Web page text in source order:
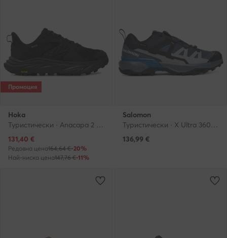
Промоция
Hoka
Туристически · Anacapa 2 Low GTX GORE-TEX 1141632 · Черен
Актуална цена
131,40 €
Редовна цена164,64 €-20%
Най-ниска цена147,76 €-11%
Salomon
Туристически · X Ultra 360 Gore-Tex L47860400 · Тъмносин
136,99 €